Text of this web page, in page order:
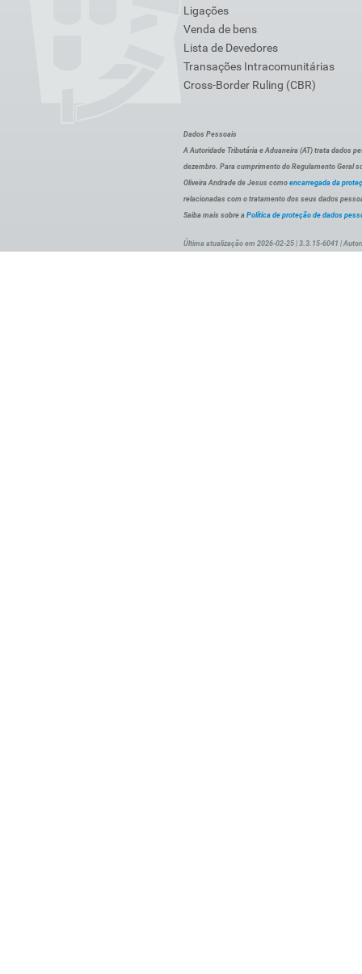
Ligações
Venda de bens
Lista de Devedores
Transações Intracomunitárias
Cross-Border Ruling (CBR)
Dados Pessoais
A Autoridade Tributária e Aduaneira (AT) trata dados
dezembro. Para cumprimento do Regulamento Geral
Oliveira Andrade de Jesus como encarregada da
relacionadas com o tratamento dos seus dados
Saiba mais sobre a Política de proteção de dados
Última atualização em 2026-02-25 | 3.3.15-6041 |